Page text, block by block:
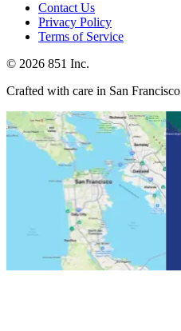
Contact Us
Privacy Policy
Terms of Service
© 2026 851 Inc.
Crafted with care in San Francisco